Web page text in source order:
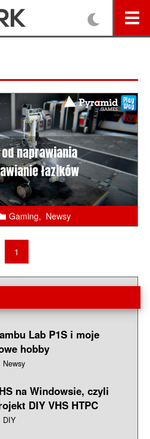
naprawiania
łazików
Gaming, Newsy
1
Lab P1S i moje
hobby
Newsy
na Windowsie, czyli
DIY VHS HTPC
DIY